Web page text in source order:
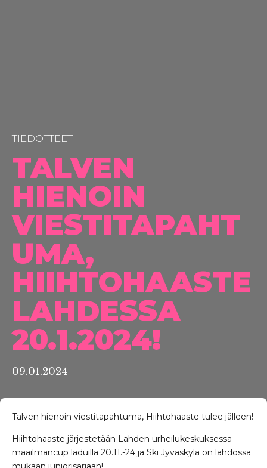
TIEDOTTEET
TALVEN
HIENOIN
VIESTITAPAHT
UMA,
HIIHTOHAASTE
LAHDESSA
20.1.2024!
09.01.2024
Talven hienoin viestitapahtuma, Hiihtohaaste tulee jälleen!
Hiihtohaaste järjestetään Lahden urheilukeskuksessa
maailmancup laduilla 20.11.-24 ja Ski Jyväskylä on lähdössä